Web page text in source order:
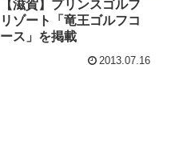
【滋賀】プリンスゴルフ
リゾート「竜王ゴルフコ
ース」を掲載
2013.07.16